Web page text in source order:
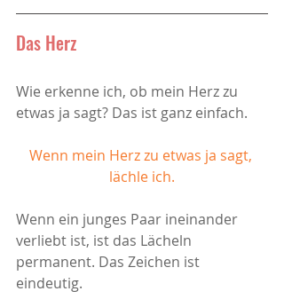
Das Herz
Wie erkenne ich, ob mein Herz zu
etwas ja sagt? Das ist ganz einfach.
Wenn mein Herz zu etwas ja sagt,
lächle ich.
Wenn ein junges Paar ineinander
verliebt ist, ist das Lächeln
permanent. Das Zeichen ist
eindeutig.